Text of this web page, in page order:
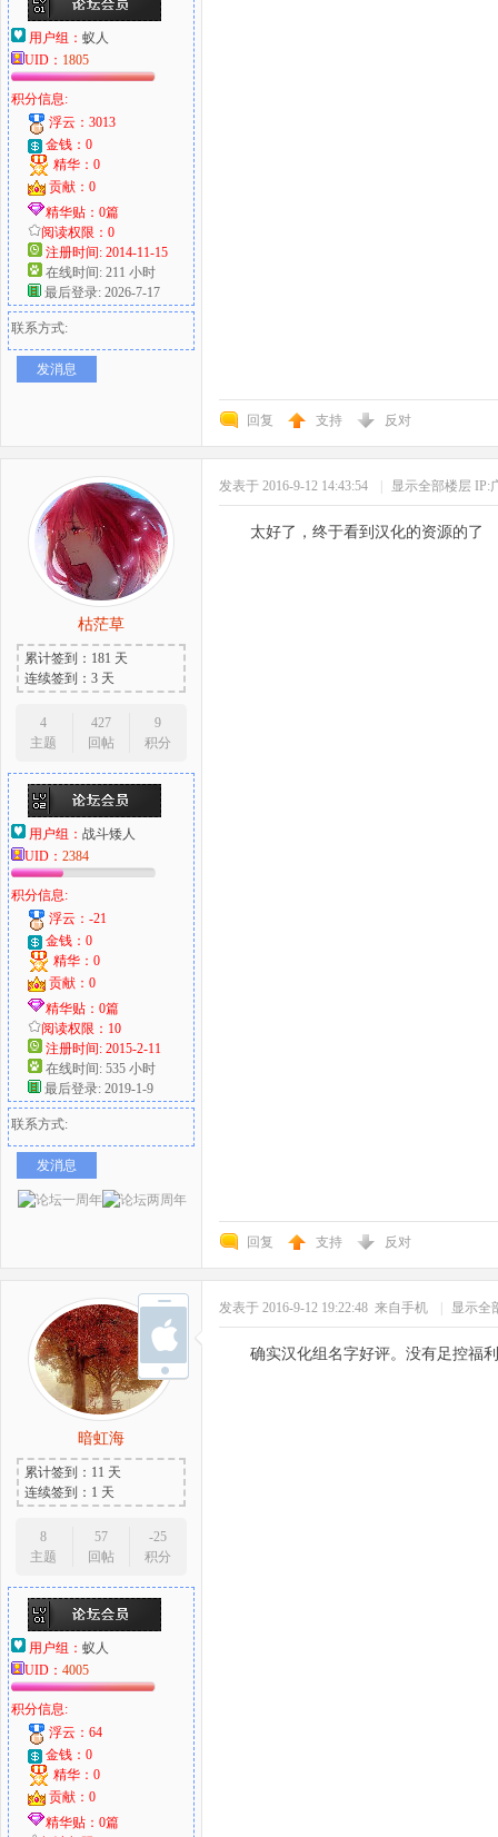
用户组： 蚁人
UID： 1805
积分信息:
浮云：3013
金钱：0
精华：0
贡献：0
精华贴：0篇
阅读权限：0
注册时间: 2014-11-15
在线时间: 211 小时
最后登录: 2026-7-17
联系方式:
发消息
回复 支持 反对
枯茫草
累计签到：181 天
连续签到：3 天
4
主题
427
回帖
9
积分
用户组： 战斗矮人
UID： 2384
积分信息:
浮云：-21
金钱：0
精华：0
贡献：0
精华贴：0篇
阅读权限：10
注册时间: 2015-2-11
在线时间: 535 小时
最后登录: 2019-1-9
联系方式:
发消息
发表于 2016-9-12 14:43:54 显示全部楼层 IP:
太好了，终于看到汉化的资源的了
回复 支持 反对
暗虹海
累计签到：11 天
连续签到：1 天
8
主题
57
回帖
-25
积分
用户组： 蚁人
UID： 4005
积分信息:
浮云：64
金钱：0
精华：0
贡献：0
精华贴：0篇
发表于 2016-9-12 19:22:48 来自手机 显示全
确实汉化组名字好评。没有足控福